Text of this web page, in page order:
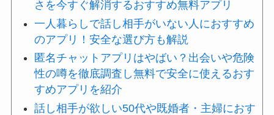
さを今すぐ解消するおすすめ無料アプリ
一人暮らしで話し相手がいない人におすすめ
のアプリ！安全な選び方も解説
匿名チャットアプリはやばい？出会いや危険
性の噂を徹底調査し無料で安全に使えるおす
すめアプリを紹介
話し相手が欲しい50代や既婚者・主婦におす